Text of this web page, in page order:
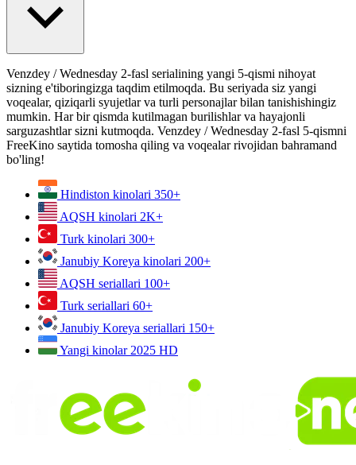
Venzdey / Wednesday 2-fasl serialining yangi 5-qismi nihoyat
sizning e'tiboringizga taqdim etilmoqda. Bu seriyada siz yangi
voqealar, qiziqarli syujetlar va turli personajlar bilan tanishishingiz
mumkin. Har bir qismda kutilmagan burilishlar va hayajonli
sarguzashtlar sizni kutmoqda. Venzdey / Wednesday 2-fasl 5-qismni
FreeKino saytida tomosha qiling va voqealar rivojidan bahramand
bo'ling!
Hindiston kinolari 350+
AQSH kinolari 2K+
Turk kinolari 300+
Janubiy Koreya kinolari 200+
AQSH seriallari 100+
Turk seriallari 60+
Janubiy Koreya seriallari 150+
Yangi kinolar 2025 HD